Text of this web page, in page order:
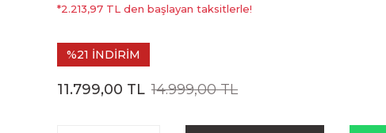
*2.213,97 TL den başlayan taksitlerle!
%21 İNDİRİM
11.799,00 TL 14.999,00 TL